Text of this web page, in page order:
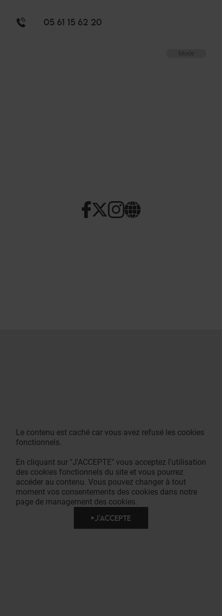
05 61 15 62 20
Mode
Le contenu est caché car vous avez refusé les cookies
fonctionnels.
En cliquant sur "J'ACCEPTE" vous acceptez l'utilisation
des cookies fonctionnels du site et vous pourrez
accéder au contenu. Vous pouvez changer à tout
moment vos consentements des cookies dans notre
page de management des cookies.
J'ACCEPTE